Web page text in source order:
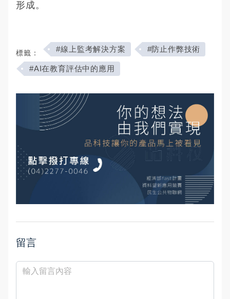
形成。
標籤： #線上監考解決方案 #防止作弊技術
#AI在教育評估中的應用
留言